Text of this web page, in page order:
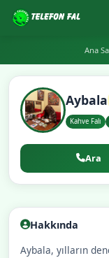
Ana
Aybala
Kahve Falı
Ara
Hakkında
Aybala, yılların